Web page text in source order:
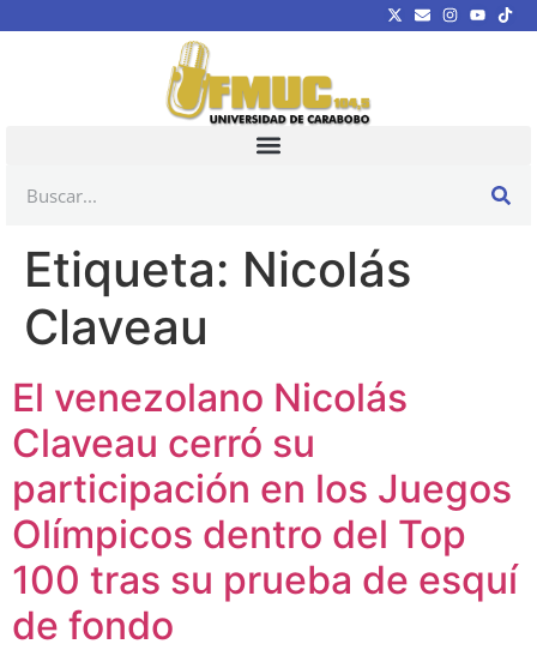
Etiqueta: Nicolás
Claveau
El venezolano Nicolás
Claveau cerró su
participación en los Juegos
Olímpicos dentro del Top
100 tras su prueba de esquí
de fondo